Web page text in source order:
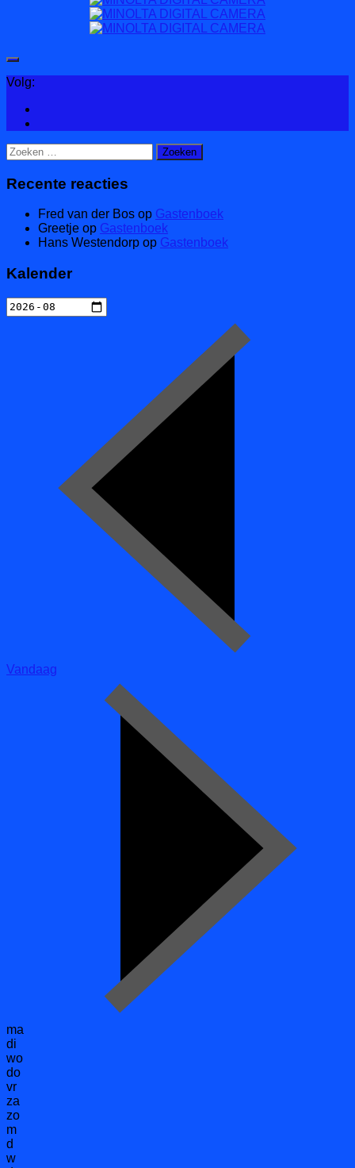
Volg:
Zoeken
naar:
Recente reacties
Fred van der Bos op Gastenboek
Greetje op Gastenboek
Hans Westendorp op Gastenboek
Kalender
Vandaag
ma
di
wo
do
vr
za
zo
m
d
w